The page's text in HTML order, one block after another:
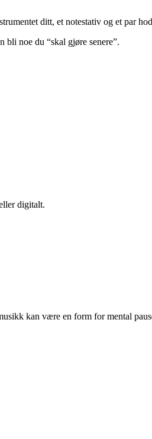
ditt, et notestativ og et par
bli noe du “skal gjøre senere”.
digitalt.
kan være en form for mental